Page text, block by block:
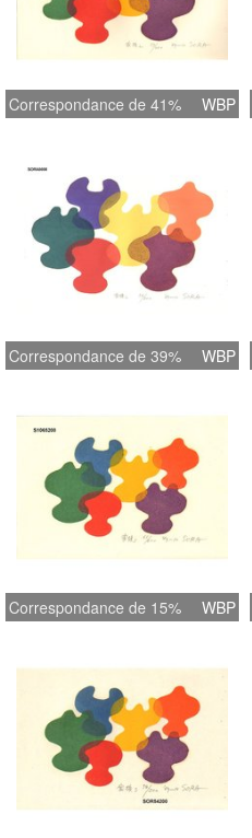
Correspondance de 41% WBP
Correspondance de 39% WBP
Correspondance de 15% WBP